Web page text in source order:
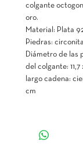
colgante
oro.
Material: Plata
Piedras:
Diámetro de las
del colgante: 11,7
largo cadena:
cm